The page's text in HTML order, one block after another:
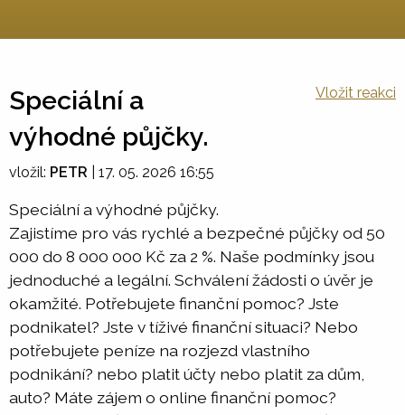
Speciální a
výhodné půjčky.
Vložit reakci
vložil: PETR 17. 05. 2026 16:55
Speciální a výhodné půjčky.
Zajistíme pro vás rychlé a bezpečné půjčky od 50
000 do 8 000 000 Kč za 2 %. Naše podmínky jsou
jednoduché a legální. Schválení žádosti o úvěr je
okamžité. Potřebujete finanční pomoc? Jste
podnikatel? Jste v tíživé finanční situaci? Nebo
potřebujete peníze na rozjezd vlastního
podnikání? nebo platit účty nebo platit za dům,
auto? Máte zájem o online finanční pomoc?